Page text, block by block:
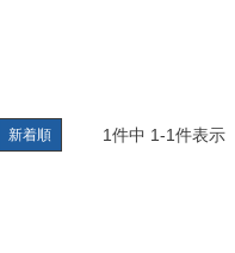
新着順 1件中 1-1件表示